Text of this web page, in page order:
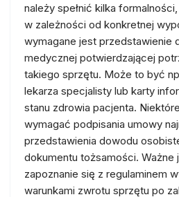
należy spełnić kilka
w zależności od konkretnej
wymagane jest przedstawienie
medycznej potwierdzającej
takiego sprzętu. Może to być
lekarza specjalisty lub karty
stanu zdrowia pacjenta.
wymagać podpisania umowy
przedstawienia dowodu
dokumentu tożsamości. Ważne
zapoznanie się z regulaminem
warunkami zwrotu sprzętu po